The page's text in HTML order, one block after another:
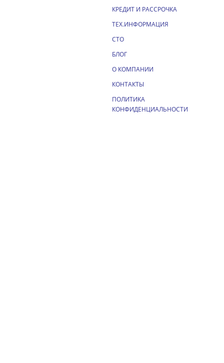
КРЕДИТ И РАССРОЧКА
ТЕХ.ИНФОРМАЦИЯ
СТО
БЛОГ
О КОМПАНИИ
КОНТАКТЫ
ПОЛИТИКА
КОНФИДЕНЦИАЛЬНОСТИ